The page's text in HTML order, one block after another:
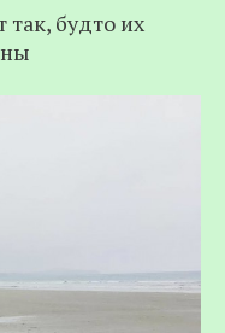
будто их